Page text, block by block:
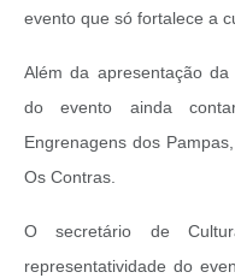
evento que só fortalece a
Além da apresentação
do evento ainda
Engrenagens dos
Os Contras.
O secretário de
representatividade do